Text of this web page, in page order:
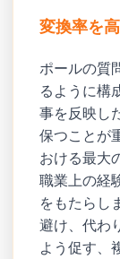
変換率を
ポールの質
るように構
事を反映し
保つことが
おける最大
職業上の経
をもたらし
避け、代わ
よう促す、